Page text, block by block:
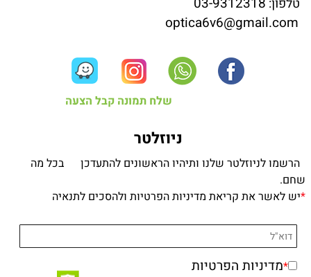
טלפון:
שלח תמונה קבל הצעה
ניוזלטר
הרשמו לניוזלטר שלנו ותיהיו הראשונים להתעדכן בכל מה
שחם.
*יש לאשר את קריאת מדיניות הפרטיות ולהסכים לתנאיה
*מדיניות הפרטיות